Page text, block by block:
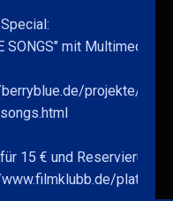
SONGS" mit Multimedia.
projekte/
15 € und Reservierung: